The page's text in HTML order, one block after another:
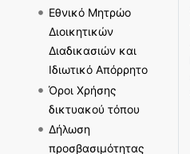
Εθνικό Μητρώο
Διοικητικών
Διαδικασιών και
Ιδιωτικό Απόρρητο
Όροι Χρήσης
δικτυακού τόπου
Δήλωση
προσβασιμότητας